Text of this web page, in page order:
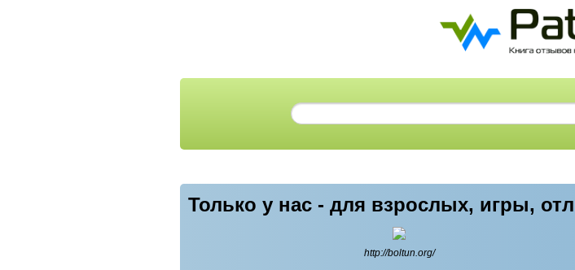
Только у нас - для взрослых, игры,
http://boltun.org/